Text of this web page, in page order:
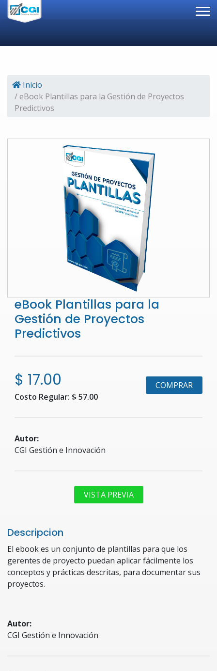
Inicio
/ eBook Plantillas para la Gestión de Proyectos
Predictivos
eBook Plantillas para la
Gestión de Proyectos
Predictivos
$ 17.00
Costo Regular: $ 57.00
COMPRAR
Autor:
CGI Gestión e Innovación
VISTA PREVIA
Descripcion
El ebook es un conjunto de plantillas para que los
gerentes de proyecto puedan aplicar fácilmente los
conceptos y prácticas descritas, para documentar sus
proyectos.
Autor:
CGI Gestión e Innovación